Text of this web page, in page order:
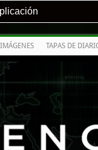
TAPAS DE